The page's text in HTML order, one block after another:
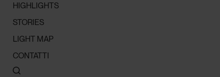
HIGHLIGHTS
STORIES
LIGHT MAP
CONTATTI